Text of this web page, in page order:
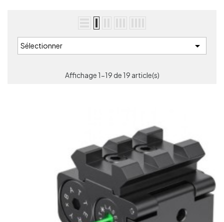
Sélectionner 
Affichage 1-19 de 19 article(s)